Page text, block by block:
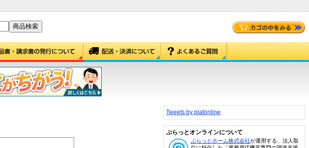
Tweets by platonline
ぷらっとオンラインについて
ぷらっとホーム株式会社が運用する、法人取